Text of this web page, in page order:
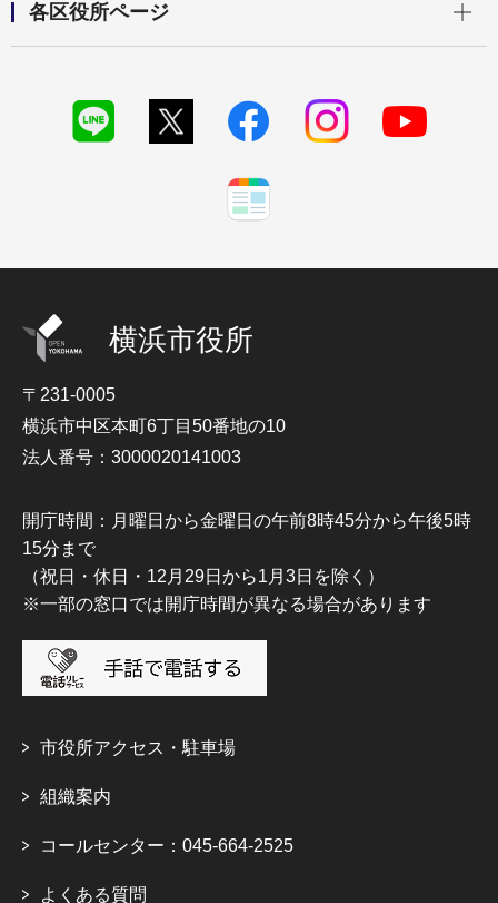
各区役所ページ
横浜市役所
〒231-0005
横浜市中区本町6丁目50番地の10
法人番号：3000020141003
開庁時間：月曜日から金曜日の午前8時45分から午後5時
15分まで
（祝日・休日・12月29日から1月3日を除く）
※一部の窓口では開庁時間が異なる場合があります
市役所アクセス・駐車場
組織案内
コールセンター：045-664-2525
よくある質問